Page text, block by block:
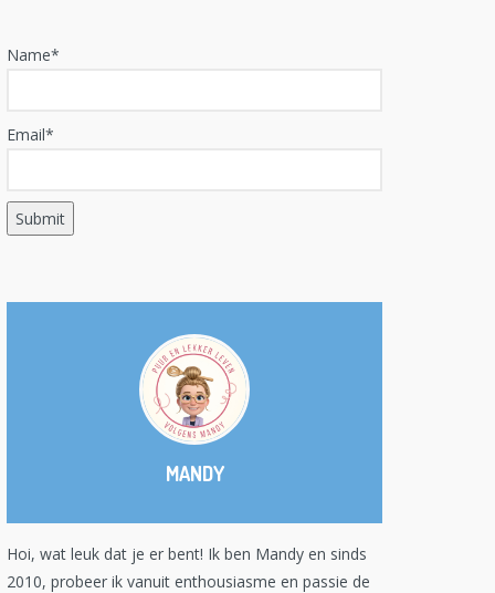
Name*
Email*
MANDY
Hoi, wat leuk dat je er bent! Ik ben Mandy en sinds
2010, probeer ik vanuit enthousiasme en passie de